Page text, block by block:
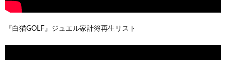
『白猫GOLF』ジュエル家計簿再生リスト